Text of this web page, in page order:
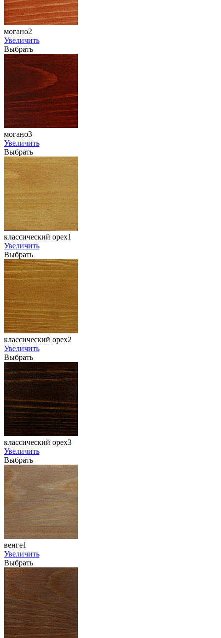
могано2
Увеличить
Выбрать
могано3
Увеличить
Выбрать
классический орех1
Увеличить
Выбрать
классический орех2
Увеличить
Выбрать
классический орех3
Увеличить
Выбрать
венге1
Увеличить
Выбрать